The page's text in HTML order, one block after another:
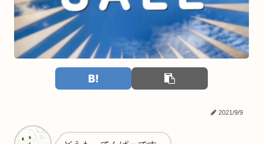
2021/9/9